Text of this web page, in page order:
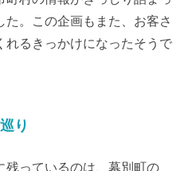
。この企画もまた、お客さ
るきっかけになったそうで
り
っているのは、幕別町の